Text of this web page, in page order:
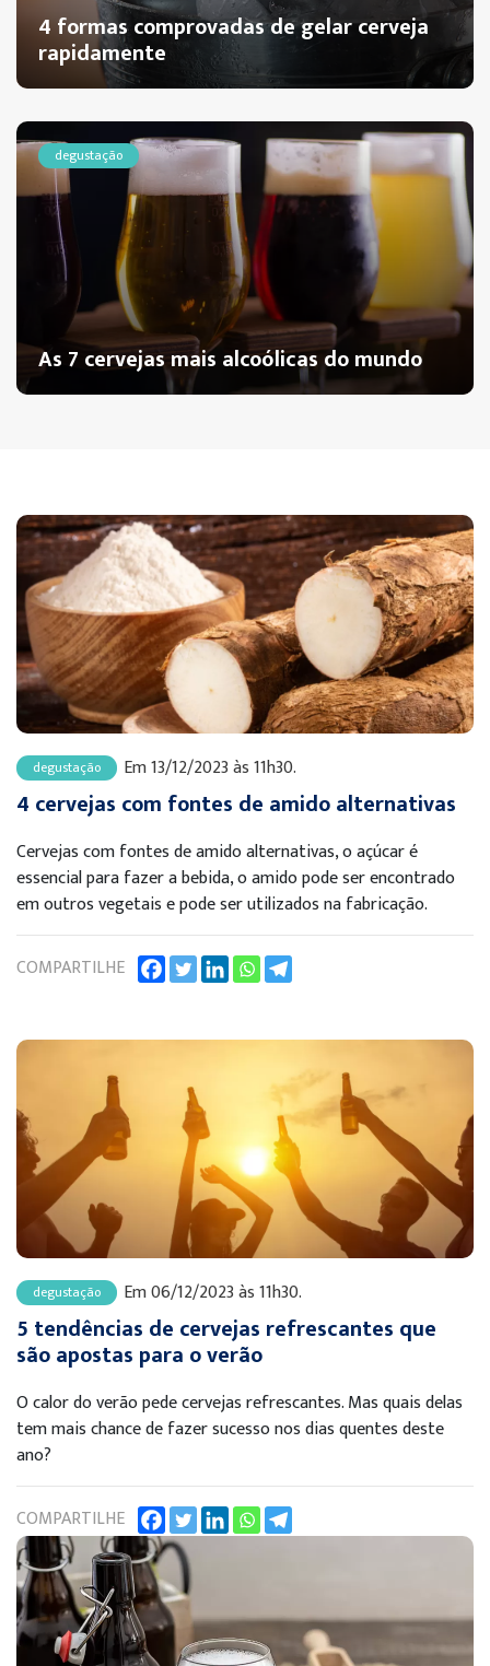
4 formas comprovadas de gelar cerveja
rapidamente
degustação
As 7 cervejas mais alcoólicas do mundo
degustação Em 13/12/2023 às 11h30.
4 cervejas com fontes de amido alternativas
Cervejas com fontes de amido alternativas, o açúcar é
essencial para fazer a bebida, o amido pode ser encontrado
em outros vegetais e pode ser utilizados na fabricação.
COMPARTILHE
degustação Em 06/12/2023 às 11h30.
5 tendências de cervejas refrescantes que
são apostas para o verão
O calor do verão pede cervejas refrescantes. Mas quais delas
tem mais chance de fazer sucesso nos dias quentes deste
ano?
COMPARTILHE